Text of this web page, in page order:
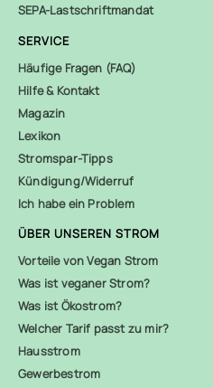
SEPA-Lastschriftmandat
SERVICE
Häufige Fragen (FAQ)
Hilfe & Kontakt
Magazin
Lexikon
Stromspar-Tipps
Kündigung/Widerruf
Ich habe ein Problem
ÜBER UNSEREN STROM
Vorteile von Vegan Strom
Was ist veganer Strom?
Was ist Ökostrom?
Welcher Tarif passt zu mir?
Hausstrom
Gewerbestrom